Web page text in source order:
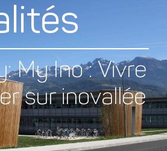
My Ino : Vivre
sur inovallée